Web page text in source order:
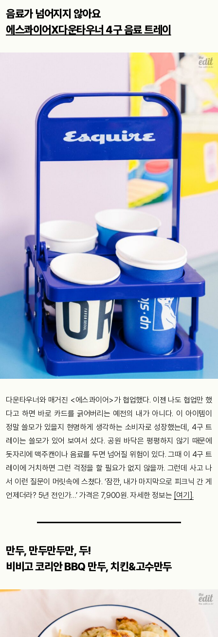
음료가 넘어지지 않아요
에스콰이어X다운타우너 4구 음료 트레이
다운타우너와 매거진 <에스콰이어>가 협업했다. 이젠 나도 협업만 했
다고 하면 바로 카드를 긁어버리는 예전의 내가 아니다. 이 아이템이
정말 쓸모가 있을지 현명하게 생각하는 소비자로 성장했는데, 4구 트
레이는 쓸모가 있어 보여서 샀다. 공원 바닥은 평평하지 않기 때문에
돗자리에 맥주캔이나 음료를 두면 넘어질 위험이 있다. 그때 이 4구 트
레이에 거치하면 그런 걱정을 할 필요가 없지 않을까. 그런데 사고 나
서 이런 질문이 머릿속에 스쳤다. ‘잠깐, 내가 마지막으로 피크닉 간 게
언제더라? 5년 전인가…’ 가격은 7,900원. 자세한 정보는 [여기].
만두, 만두만두만, 두!
비비고 코리안 BBQ 만두, 치킨&고수만두